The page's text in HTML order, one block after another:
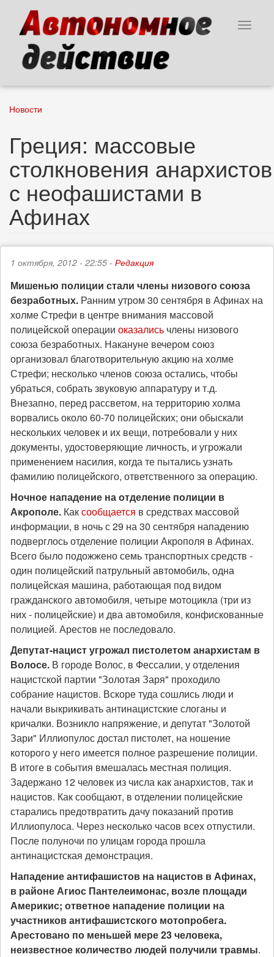
основному
содержанию
Toggle
Новости
Греция: массовые
столкновения анархистов
с неофашистами в
Афинах
1 октября, 2012 - 22:55 - Редакция
Мишенью полиции стали члены низового союза
безработных. Ранним утром 30 сентября в Афинах на
холме Стрефи в центре внимания массовой
полицейской операции оказались члены низового
союза безработных. Накануне вечером союз
организовал благотворительную акцию на холме
Стрефи; несколько членов союза остались, чтобы
убраться, собрать звуковую аппаратуру и т.д.
Внезапно, перед рассветом, на территорию холма
ворвались около 60-70 полицейских; они обыскали
нескольких человек и их вещи, потребовали у них
документы, удостоверяющие личность, и угрожали
применением насилия, когда те пытались узнать
фамилию полицейского, ответственного за операцию.
Ночное нападение на отделение полиции в
Акрополе. Каксообщается в средствах массовой
информации, в ночь с 29 на 30 сентября нападению
подверглось отделение полиции Акрополя в Афинах.
Всего было подожжено семь транспортных средств -
один полицейский патрульный автомобиль, одна
полицейская машина, работающая под видом
гражданского автомобиля, четыре мотоцикла (три из
них - полицейские) и два автомобиля, конфискованные
полицией. Арестов не последовало.
Депутат-нацист угрожал пистолетом анархистам в
Волосе. В городе Волос, в Фессалии, у отделения
нацистской партии "Золотая Заря" проходило
собрание нацистов. Вскоре туда сошлись люди и
начали выкрикивать антинацистские слоганы и
кричалки. Возникло напряжение, и депутат "Золотой
Зари" Иллиопулос достал пистолет, на ношение
которого у него имеется полное разрешение полиции.
В итоге в события вмешалась местная полиция.
Задержано 12 человек из числа как анархистов, так и
нацистов. Как сообщают, в отделении полицейские
старались предотвратить дачу показаний против
Иллиопулоса. Через несколько часов всех отпустили.
После полуночи по улицам города прошла
антинацистская демонстрация.
Нападение антифашистов на нацистов в Афинах,
в районе Агиос Пантелеимонас, возле площади
Америкис; ответное нападение полиции на
участников антифашистского мотопробега.
Арестовано по меньшей мере 23 человека,
неизвестное количество людей получили травмы.